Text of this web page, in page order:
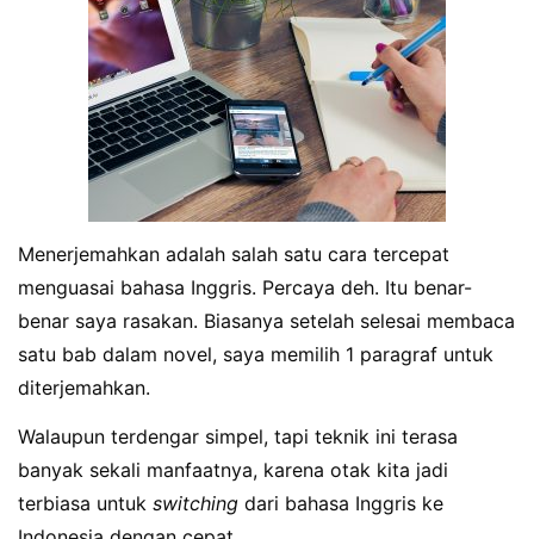
Menerjemahkan adalah salah satu cara tercepat
menguasai bahasa Inggris. Percaya deh. Itu benar-
benar saya rasakan. Biasanya setelah selesai membaca
satu bab dalam novel, saya memilih 1 paragraf untuk
diterjemahkan.
Walaupun terdengar simpel, tapi teknik ini terasa
banyak sekali manfaatnya, karena otak kita jadi
terbiasa untuk switching dari bahasa Inggris ke